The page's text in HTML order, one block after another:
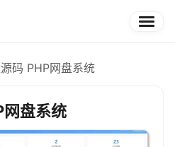
码 PHP网盘系统
网盘系统